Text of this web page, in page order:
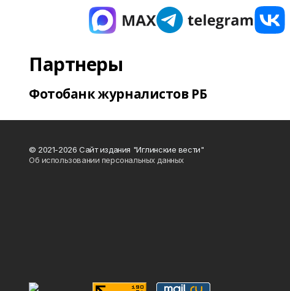
Партнеры
Фотобанк журналистов РБ
© 2021-2026 Сайт издания "Иглинские вести"
Об использовании персональных данных